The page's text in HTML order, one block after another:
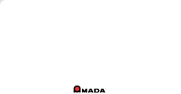
Main